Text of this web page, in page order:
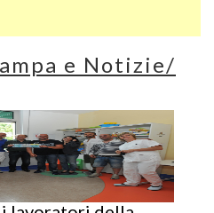
e Notizie/